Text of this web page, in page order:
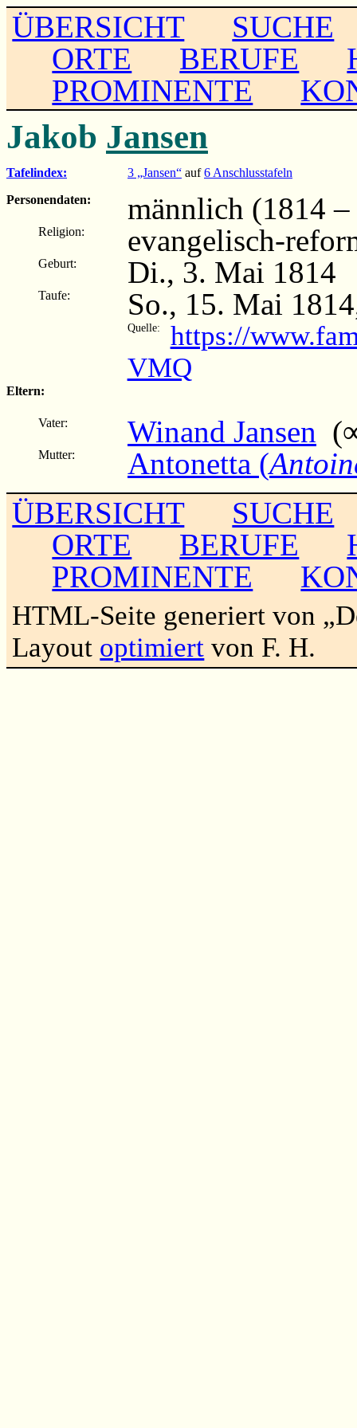
ÜBERSICHT
SUCHE
ORTE
BERUFE
PROMINENTE
Jakob Jansen
Tafelindex: 3 „Jansen“ auf6 Anschlusstafeln
Personendaten:
männlich (1814
Religion: evangelisch-
Geburt: Di., 3. Mai 1814
Taufe: So., 15. Mai
Quelle:
https://
VMQ
Eltern:
Vater: Winand Jansen
Mutter: Antonetta (
ÜBERSICHT
SUCHE
ORTE
BERUFE
PROMINENTE
HTML-Seite generiert von
Layout optimiert von F. H.